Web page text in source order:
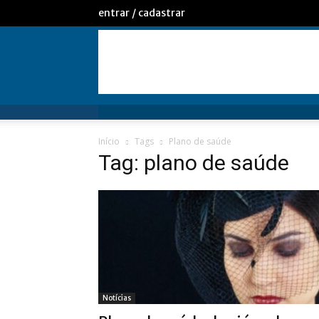
entrar / cadastrar
Início Tags Plano de saúde
Tag: plano de saúde
Notícias